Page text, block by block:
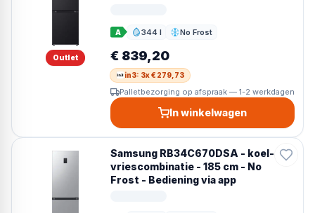
Outlet
A 344 l
Inhoud No Frost
Ontdooien
€ 839,20
in3: 3x € 279,73
Palletbezorging op afspraak — 1-2 werkdagen
In winkelwagen
Samsung RB34C670DSA - koel-
vriescombinatie - 185 cm - No
Frost - Bediening via app